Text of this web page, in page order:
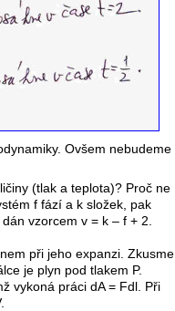
Ovšem nebudeme
(tlak a teplota)? Proč ne
f fází a k složek, pak
vzorcem v = k – f + 2.
při jeho expanzi. Zkusme
je plyn pod tlakem P.
vykoná práci dA = Fdl. Při